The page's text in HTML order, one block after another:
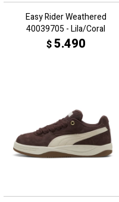
Easy Rider Weathered
40039705 - Lila/Coral
$5.490